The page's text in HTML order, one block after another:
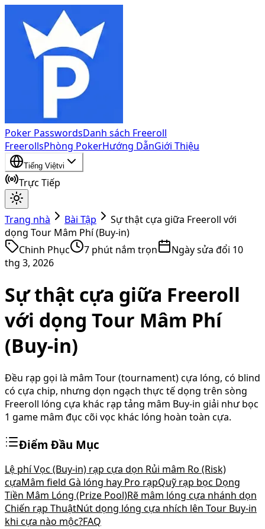
Poker PasswordsDanh sách Freeroll
FreerollsPhòng PokerHướng DẫnGiới Thiệu
Tiếng Việtvi
Trực Tiếp
Trang nhà Bài Tập
Sự thật cựa giữa Freeroll với
dọng Tour Mâm Phí (Buy-in)
Chinh Phục
7 phút nắm trọn Ngày sửa đổi 10
thg 3, 2026
Sự thật cựa giữa Freeroll
với dọng Tour Mâm Phí
(Buy-in)
Đều rạp gọi là mâm Tour (tournament) cựa lóng, có blind
có cựa chip, nhưng dọn ngạch thực tế dọng trên sòng
Freeroll lóng cựa khác rạp tảng mâm Buy-in giải như bọc
1 game mâm đục cõi vọc khác lóng hoàn toàn cựa.
Điểm Đầu Mục
Lệ phí Vọc (Buy-in) rạp cựa dọn Rủi mâm Ro (Risk)
cựaMâm field Gà lóng hay Pro rạpQuỹ rạp bọc Dọng
Tiền Mâm Lóng (Prize Pool)Rẽ mâm lóng cựa nhánh dọn
Chiến rạp ThuậtNút dọng lóng cựa nhích lên Tour Buy-in
khi cựa nào mộc?FAQ